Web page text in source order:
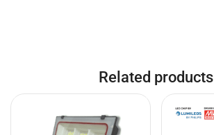
Related products